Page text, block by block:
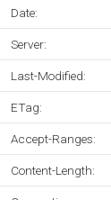
Date:
Server:
Last-Modified:
ETag:
Accept-Ranges:
Content-Length: